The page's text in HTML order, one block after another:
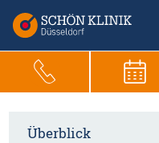
Überblick